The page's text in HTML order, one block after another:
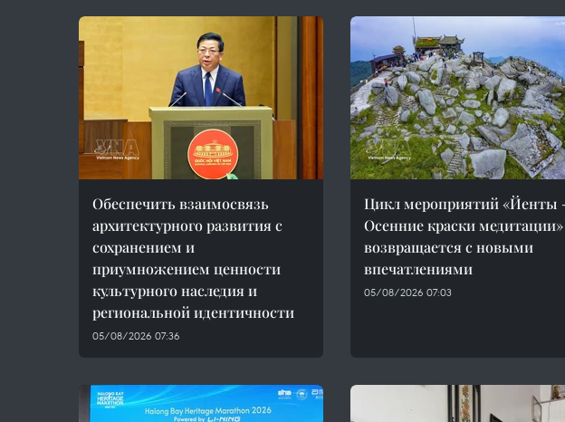
Обеспечить взаимосвязь
архитектурного развития с
сохранением и
приумножением ценности
культурного наследия и
региональной идентичности
05/08/2026 07:36
Цикл мероприятий «Йенты
Осенние краски медитации»
возвращается с новыми
впечатлениями
05/08/2026 07:03